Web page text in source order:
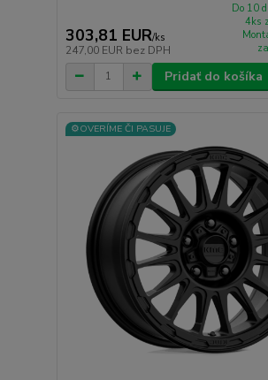
303,81 EUR/ks
247,00 EUR bez DPH
Do 10
4ks
Pridať do košíka
⚙️OVERÍME ČI PASUJE